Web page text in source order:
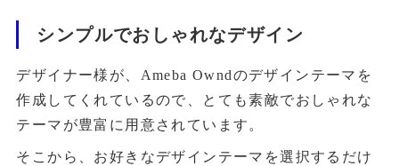
シンプルでおしゃれなデザイン
デザイナー様が、Ameba Owndのデザインテーマを
作成してくれているので、とても素敵でおしゃれな
テーマが豊富に用意されています。
そこから、お好きなデザインテーマを選択するだけ